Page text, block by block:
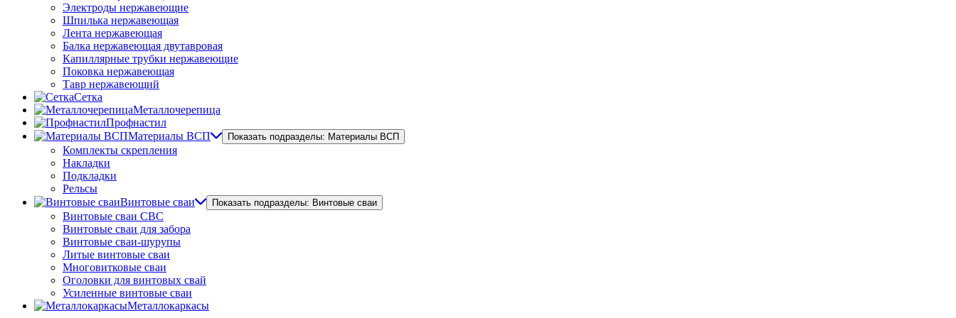
Электроды нержавеющие
Шпилька нержавеющая
Лента нержавеющая
Балка нержавеющая двутавровая
Капиллярные трубки нержавеющие
Поковка нержавеющая
Тавр нержавеющий
Сетка
Металлочерепица
Профнастил
Материалы ВСП
Показать подразделы: Материалы ВСП
Комплекты скрепления
Накладки
Подкладки
Рельсы
Винтовые сваи
Показать подразделы: Винтовые сваи
Винтовые сваи СВС
Винтовые сваи для забора
Винтовые сваи-шурупы
Литые винтовые сваи
Многовитковые сваи
Оголовки для винтовых свай
Усиленные винтовые сваи
Металлокаркасы